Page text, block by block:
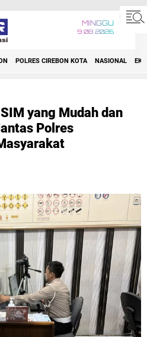
MINGGU
9 08 2026
POLRES CIREBON KOTA NASIONAL
yang Mudah dan
Polres